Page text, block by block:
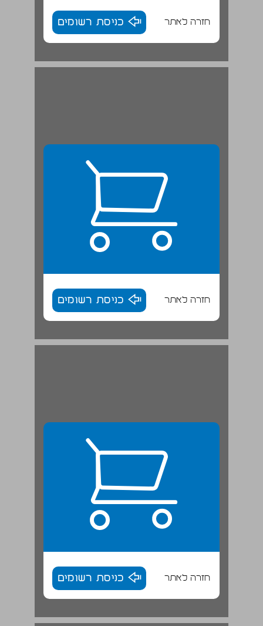
חזרה לאתר כניסת רשומים
חזרה לאתר כניסת רשומים
חזרה לאתר כניסת רשומים